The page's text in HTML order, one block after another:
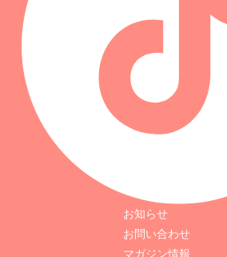
お知らせ
お問い合わせ
マガジン情報